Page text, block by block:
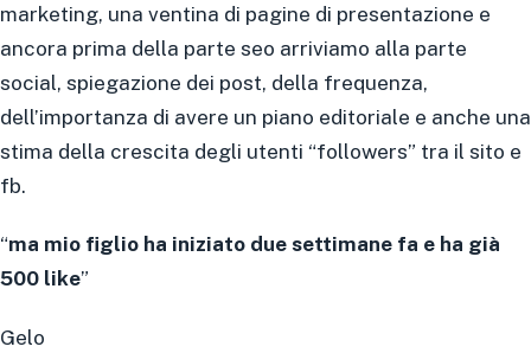
marketing, una ventina di pagine di presentazione e
ancora prima della parte seo arriviamo alla parte
social, spiegazione dei post, della frequenza,
dell’importanza di avere un piano editoriale e anche una
stima della crescita degli utenti “followers” tra il sito e
fb.
“ma mio figlio ha iniziato due settimane fa e ha già
500 like”
Gelo